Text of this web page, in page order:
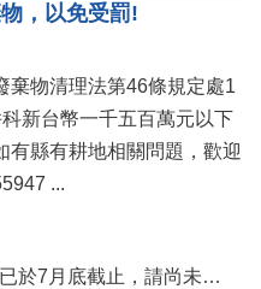
，以免受罰!
棄物清理法第46條規定處1
新台幣一千五百萬元以下
有縣有耕地相關問題，歡迎
洽詢本府地政處地權科（037-55947 ...
115年第2季固定源空污費申報已於7月底截止，請尚未申報公私場所儘速完成申繳，以免面臨滯納金及罰鍰!